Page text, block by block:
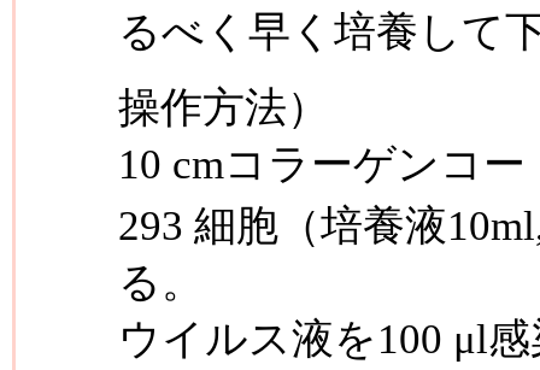
るべく早く培養して
操作方法）
10 cmコラーゲンコ
293 細胞（培養液
る。
ウイルス液を100 μl